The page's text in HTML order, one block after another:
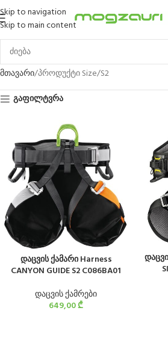
Skip to navigation
Skip to main content
მთავარი პროდუქტი Size S2
გაფილტვრა
დაცვის ქამარი Harness
CANYON GUIDE S2 C086BA01
დაცვის ქამრები
649,00₾